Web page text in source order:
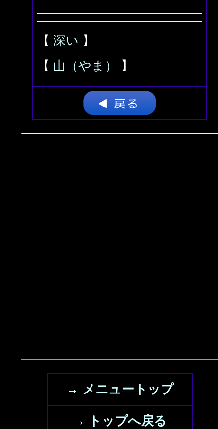
【 深い 】
【 山（やま） 】
→ メニュートップ
→ トップへ戻る